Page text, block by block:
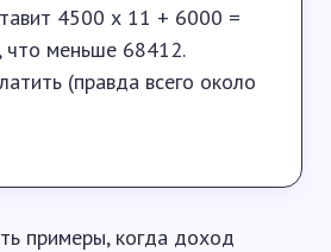
4500 х 11 + 6000 =
что меньше 68412.
(правда всего около
примеры, когда доход